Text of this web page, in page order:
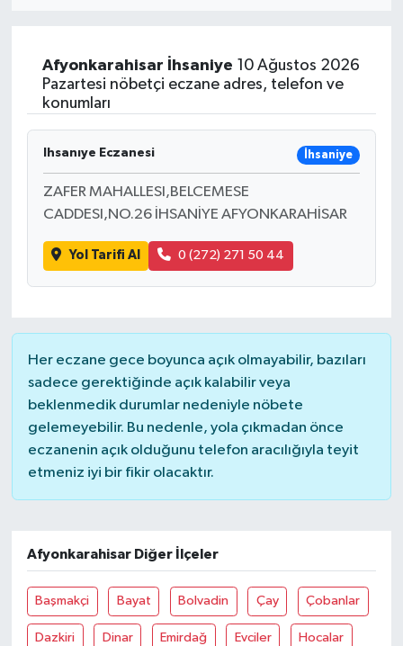
Afyonkarahisar İhsaniye 10 Ağustos 2026
Pazartesi nöbetçi eczane adres, telefon ve
konumları
Ihsanıye Eczanesi İhsaniye
ZAFER MAHALLESI,BELCEMESE
CADDESI,NO.26 İHSANİYE AFYONKARAHİSAR
Yol Tarifi Al 0 (272) 271 50 44
Her eczane gece boyunca açık olmayabilir, bazıları
sadece gerektiğinde açık kalabilir veya
beklenmedik durumlar nedeniyle nöbete
gelemeyebilir. Bu nedenle, yola çıkmadan önce
eczanenin açık olduğunu telefon aracılığıyla teyit
etmeniz iyi bir fikir olacaktır.
Afyonkarahisar Diğer İlçeler
Başmakçi Bayat Bolvadin Çay Çobanlar
Dazkiri Dinar Emirdağ Evciler Hocalar
Sağlık
Magazin
Gündem
Kültür & Sanat
Genel
Bilim, Teknoloji